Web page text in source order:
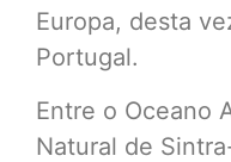
Europa, desta
Portugal.
Entre o Oceano
Natural de